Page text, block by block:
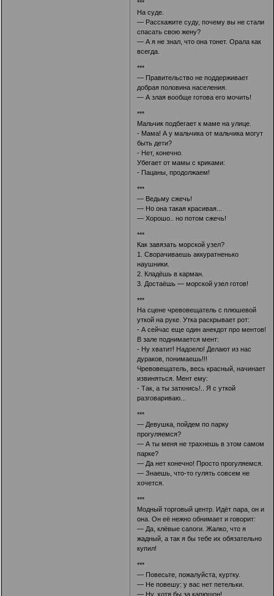
***
На суде.
— Расскажите суду, почему вы не стали
спасать свою жену?
— А я не знал, что она тонет. Орала как
всегда.
***
— Правительство не поддерживает
добрая половина населения.
— А злая вообще готова его мочить!
***
Мальчик подбегает к маме на улице.
- Мама! А у мальчика от мальчика могут
быть дети?
- Нет, конечно.
Убегает от мамы с криками:
- Пацаны, продолжаем!
***
— Ведьму сжечь!
— Но она такая красивая...
— Хорошо.. но потом сжечь!
***
Как завязать морской узел?
1. Сворачиваешь аккуратненько
наушники.
2. Кладёшь в карман.
3. Достаёшь — морской узел готов!
***
На сцене чревовещатель с плюшевой
уткой на руке. Утка раскрывает рот:
- А сейчас еще один анекдот про ментов!
В зале поднимается мент:
- Ну хватит! Надоело! Делают из нас
дураков, понимаешь!!!
Чревовещатель, весь красный, начинает
извиняться. Мент ему:
- Так, а ты заткнись!.. Я с уткой
разговариваю...
***
— Девушка, пойдем по парку
прогуляемся?
— А ты меня не трахнешь в этом самом
парке?
— Да нет конечно! Просто прогуляемся.
— Знаешь, что-то гулять совсем не
хочется.
***
Модный торговый центр. Идёт пара, он и
она. Он её нежно обнимает и говорит:
— Да, клёвые сапоги. Жалко, что я
жадный, а так я бы тебе их обязательно
купил!
***
— Повесьте, пожалуйста, куртку.
— Не повешу: у вас нет петельки.
— Ну, хотя бы за капюшон!